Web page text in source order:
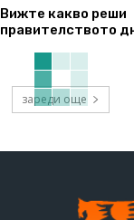
Вижте какво реши
правителството
зареди още